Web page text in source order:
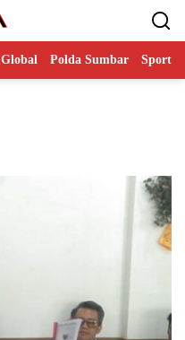
Global Polda Sumbar Sports